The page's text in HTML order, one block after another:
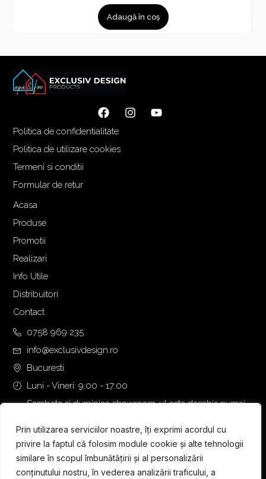
Prin utilizarea serviciilor noastre, îți exprimi acordul cu
privire la faptul că folosim module cookie și alte tehnologii
similare în scopul îmbunătățirii și al personalizării
conținutului nostru, în vederea analizării traficului, a
Adaugă în coș
Politica de confidentialitate
Politica de utilizare cookies
Termeni si conditii
Formular de retur
Acasa
Produse
Promotii
Realizari
Info Utile
Distribuitori
Contact
0758 969 235
info@exclusivdesign.ro
Bucuresti
Luni - Vineri: 9:00 - 17:00
Sambata si duminica showroom-ul este deschis numai